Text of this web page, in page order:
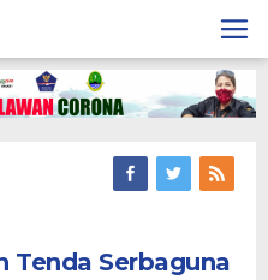
Tenda Serbaguna